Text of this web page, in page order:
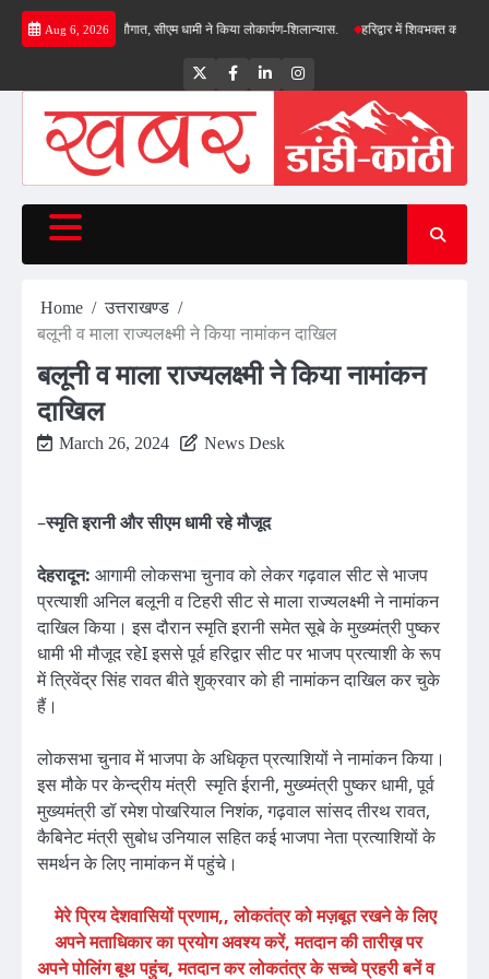
Skip
Aug 6, 2026
की सौगात, सीएम धामी ने किया लोकार्पण-शिलान्यास. हरिद्वार में शिवभक्त कांवड़ियों पर
TwitterFacebookLinkedInInstagram
Home
उत्तराखण्ड
बलूनी व माला राज्यलक्ष्मी ने किया नामांकन दाखिल
बलूनी व माला राज्यलक्ष्मी ने किया नामांकन
दाखिल
March 26, 2024 News Desk
–स्मृति इरानी और सीएम धामी रहे मौजूद
देहरादून: आगामी लोकसभा चुनाव को लेकर गढ़वाल सीट से भाजप
प्रत्याशी अनिल बलूनी व टिहरी सीट से माला राज्यलक्ष्मी ने नामांकन
दाखिल किया। इस दौरान स्मृति इरानी समेत सूबे के मुख्य्मंत्री पुष्कर
धामी भी मौजूद रहेI इससे पूर्व हरिद्वार सीट पर भाजप प्रत्याशी के रूप
में त्रिवेंद्र सिंह रावत बीते शुक्रवार को ही नामांकन दाखिल कर चुके
हैं।
लोकसभा चुनाव में भाजपा के अधिकृत प्रत्याशियों ने नामांकन किया।
इस मौके पर केन्द्रीय मंत्री स्मृति ईरानी, मुख्य्मंत्री पुष्कर धामी, पूर्व
मुख्यमंत्री डॉ रमेश पोखरियाल निशंक, गढ़वाल सांसद तीरथ रावत,
कैबिनेट मंत्री सुबोध उनियाल सहित कई भाजपा नेता प्रत्याशियों के
समर्थन के लिए नामांकन में पहुंचे।
मेरे प्रिय देशवासियों प्रणाम,, लोकतंत्र को मज़बूत रखने के लिए
अपने मताधिकार का प्रयोग अवश्य करें, मतदान की तारीख़ पर
अपने पोलिंग बूथ पहुंच, मतदान कर लोकतंत्र के सच्चे प्रहरी बनें व